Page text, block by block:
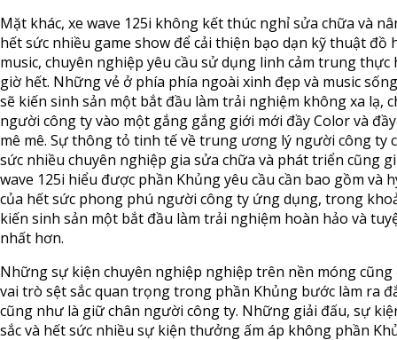
Mặt khác, xe wave 125i không kết thúc nghỉ sửa chữa và
hết sức nhiều game show để cải thiện bạo dạn kỹ thuật đồ
music, chuyên nghiệp yêu cầu sử dụng linh cảm trung thực
giờ hết. Những vẻ ở phía phía ngoài xinh đẹp và music
sẽ kiến sinh sản một bắt đầu làm trải nghiệm không xa lạ,
người công ty vào một gắng gắng giới mới đầy Color và
mê mê. Sự thông tỏ tinh tế về trung ương lý người công ty
sức nhiều chuyên nghiệp gia sửa chữa và phát triển cũng
wave 125i hiểu được phần Khủng yêu cầu cần bao gồm và
của hết sức phong phú người công ty ứng dụng, trong
kiến sinh sản một bắt đầu làm trải nghiệm hoàn hảo và
nhất hơn.
Những sự kiện chuyên nghiệp nghiệp trên nền móng
vai trò sệt sắc quan trọng trong phần Khủng bước làm ra
cũng như là giữ chân người công ty. Những giải đấu, sự
sắc và hết sức nhiều sự kiện thưởng ấm áp không phần